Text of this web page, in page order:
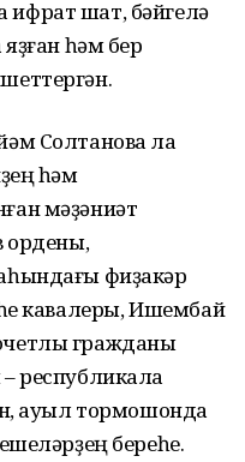
шат, бәйгелә
һәм бер
Солтанова ла
һәм
мәҙәниәт
ордены,
фиҙакәр
кавалеры, Ишембай
гражданы
республикала
ауыл тормошонда
береһе.